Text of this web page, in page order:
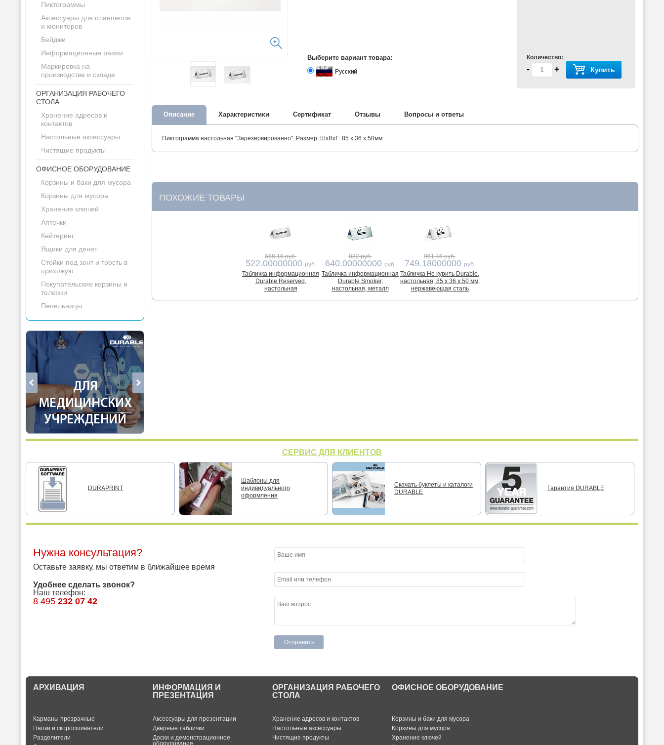
Пиктограммы
Аксессуары для планшетов
и мониторов
Бейджи
Информационные рамки
Маркировка на
производстве и складе
ОРГАНИЗАЦИЯ РАБОЧЕГО
СТОЛА
Хранение адресов и
контактов
Настольные аксессуары
Чистящие продукты
ОФИСНОЕ ОБОРУДОВАНИЕ
Корзины и баки для мусора
Корзины для мусора
Хранение ключей
Аптечки
Кейтеринг
Ящики для денег
Стойки под зонт и трость в
прихожую
Покупательские корзины и
тележки
Пепельницы
Выберите вариант товара: Количество:
- + Купить
Описание Характеристики Сертификат Отзывы Вопросы и ответы
Пиктограмма настольная "Зарезервированно". Размер: ШxВxГ: 85 x 36 x 50мм.
ПОХОЖИЕ ТОВАРЫ
668.16 руб.
522.00000000 руб.
Табличка информационная
Durable Reserved,
настольная
832 руб.
640.00000000 руб.
Табличка информационная
Durable Smoker,
настольная, металл
951.46 руб.
749.18000000 руб.
Табличка Не курить Durable,
настольная, 85 x 36 x 50 мм,
нержавеющая сталь
СЕРВИС ДЛЯ КЛИЕНТОВ
DURAPRINT
Шаблоны для
индивидуального
оформления
Скачать буклеты и каталоги
DURABLE
Гарантия DURABLE
Нужна консультация?
Оставьте заявку, мы ответим в ближайшее время
Удобнее сделать звонок?
Наш телефон:
8 495 232 07 42
АРХИВАЦИЯ
Карманы прозрачные
Папки и скоросшиватели
Разделители
ИНФОРМАЦИЯ И
ПРЕЗЕНТАЦИЯ
Аксессуары для презентации
Дверные таблички
Доски и демонстрационное
оборудование
ОРГАНИЗАЦИЯ РАБОЧЕГО
СТОЛА
Хранение адресов и контактов
Настольные аксессуары
Чистящие продукты
ОФИСНОЕ ОБОРУДОВАНИЕ
Корзины и баки для мусора
Корзины для мусора
Хранение ключей